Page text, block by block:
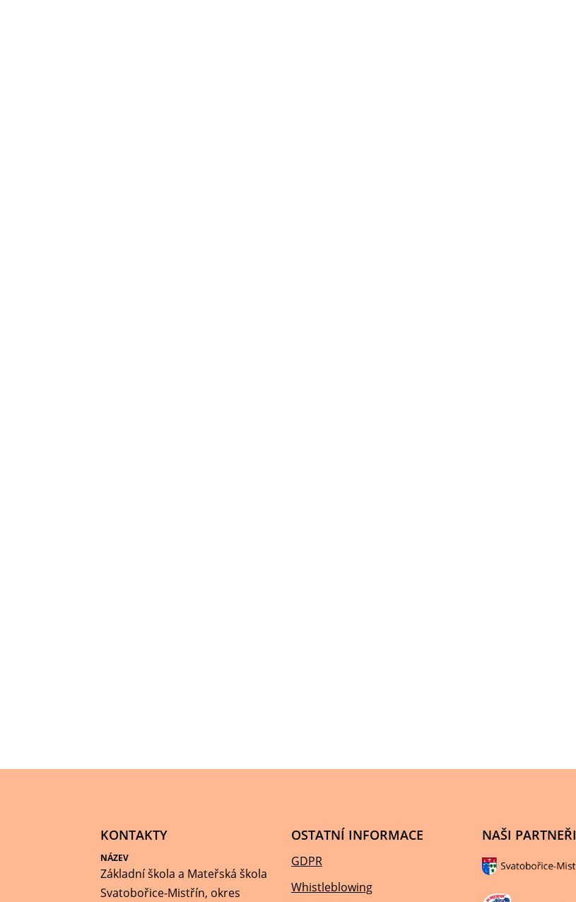
KONTAKTY
NÁZEV
Základní škola a Mateřská škola
Svatobořice-Mistřín, okres
OSTATNÍ INFORMACE
GDPR
Whistleblowing
NAŠI PARTNEŘI